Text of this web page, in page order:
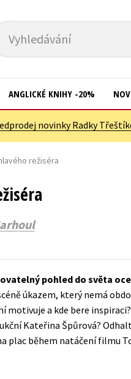
Vyhledávání
Kuchařky
Počítače
Populárně - naučná pro
Populárně - naučné pro děti
Předškoláci
Příroda a zahrada
ANGLICKÉ KNIHY -20%
novinky Radky
režiséra
pohled do světa
úkazem, který nemá
motivuje a kde bere
Kateřina Špůrová?
plac během natáčení filmu